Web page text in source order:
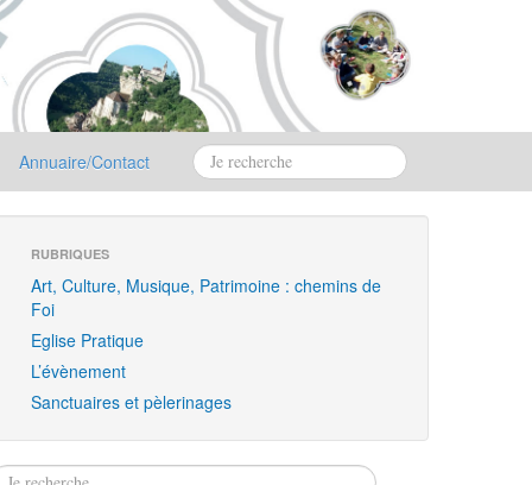
Annuaire/Contact
RUBRIQUES
Art, Culture, Musique, Patrimoine : chemins de
Foi
Eglise Pratique
L’évènement
Sanctuaires et pèlerinages